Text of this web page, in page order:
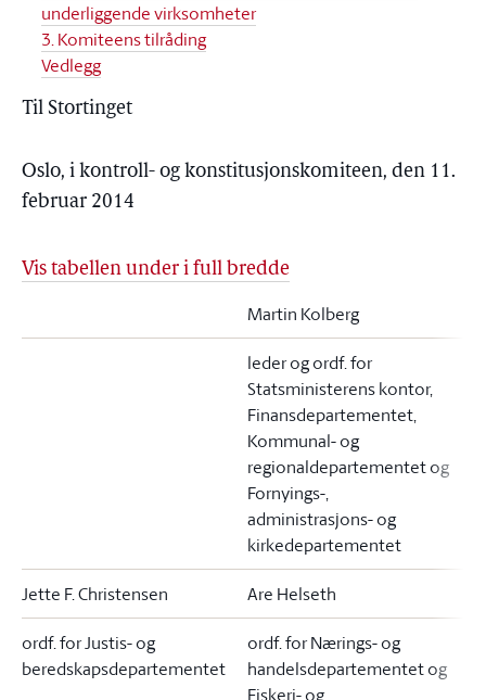
underliggende virksomheter
3. Komiteens tilråding
Vedlegg
Til Stortinget
Oslo, i kontroll- og konstitusjonskomiteen, den 11.
februar 2014
Vis tabellen under i full bredde
Martin Kolberg
leder og ordf. for
Statsministerens kontor,
Finansdepartementet,
Kommunal- og
regionaldepartementet og
Fornyings-,
administrasjons- og
kirkedepartementet
Jette F. Christensen Are Helseth
ordf. for Justis- og
beredskapsdepartementet
ordf. for Nærings- og
handelsdepartementet og
Fiskeri- og